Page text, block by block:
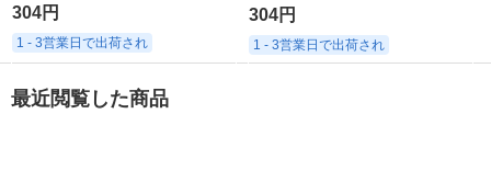
304円
1 - 3営業日で出荷され
304円
1 - 3営業日で出荷され
最近閲覧した商品